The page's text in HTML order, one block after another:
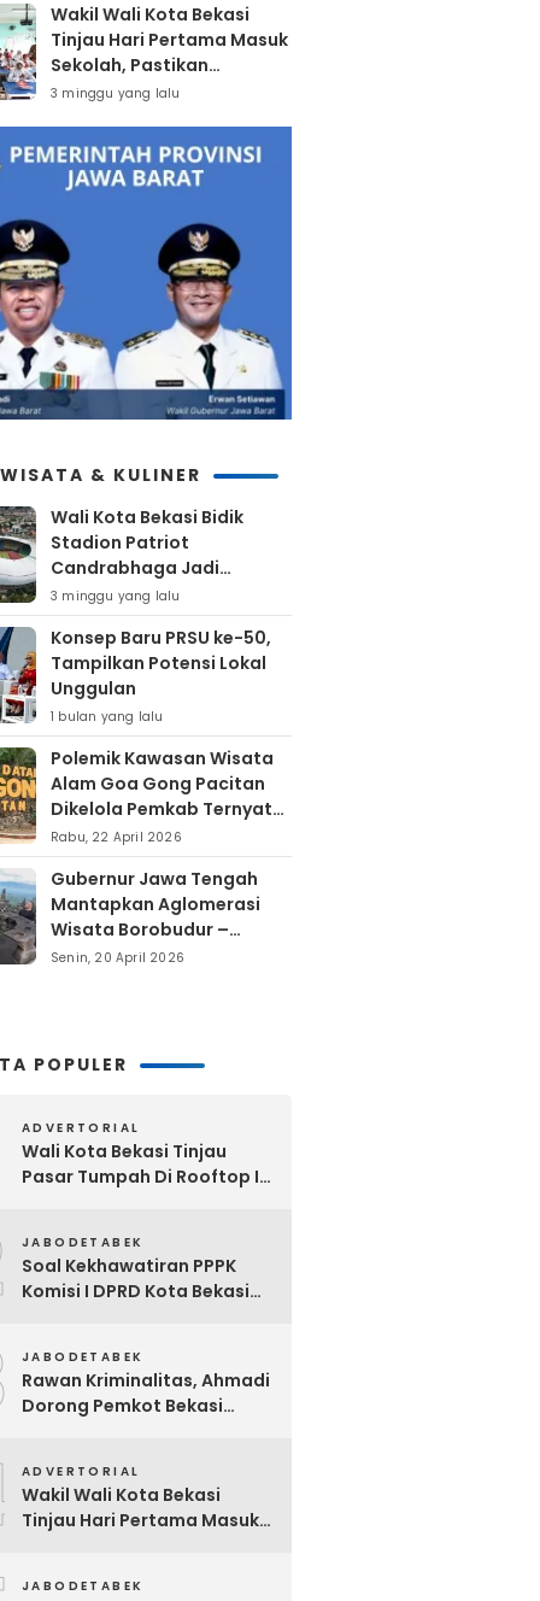
Wakil Wali Kota Bekasi
Tinjau Hari Pertama Masuk
Sekolah, Pastikan
Kesiapan SMP Negeri
2026
3 minggu yang lalu
& KULINER
Wali Kota Bekasi Bidik
Stadion Patriot
Candrabhaga Jadi
Kawasan Sport City Dan
Sport Tourism
3 minggu yang lalu
Konsep Baru PRSU ke-50,
Tampilkan Potensi Lokal
Unggulan
1 bulan yang lalu
Polemik Kawasan Wisata
Alam Goa Gong Pacitan
Dikelola Pemkab Ternyata
Berdiri Di Atas Lahan Milik
Warga
Rabu, 22 April 2026
Gubernur Jawa Tengah
Mantapkan Aglomerasi
Wisata Borobudur –
Kopeng – Rawa Pening
Senin, 20 April 2026
POPULER
ADVERTORIAL
Wali Kota Bekasi Tinjau
Pasar Tumpah Di Rooftop I
Disiapkan Bertahap
JABODETABEK
Soal Kekhawatiran PPPK
Komisi I DPRD Kota Bekasi
JABODETABEK
Rawan Kriminalitas, Ahmadi
Dorong Pemkot Bekasi
ADVERTORIAL
Wakil Wali Kota Bekasi
Tinjau Hari Pertama Masuk
Ajaran Baru 2026
JABODETABEK